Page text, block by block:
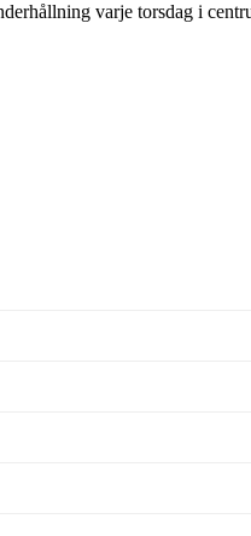
varje torsdag i